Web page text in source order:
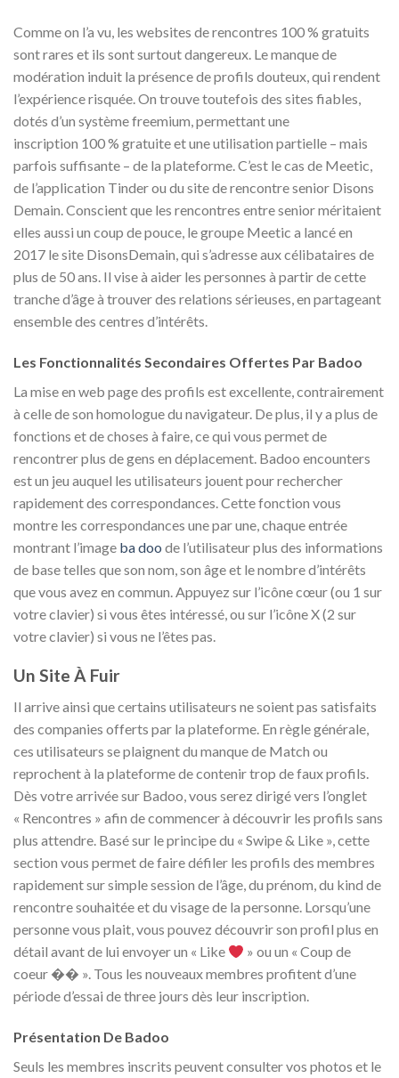
Comme on l’a vu, les websites de rencontres 100 % gratuits
sont rares et ils sont surtout dangereux. Le manque de
modération induit la présence de profils douteux, qui rendent
l’expérience risquée. On trouve toutefois des sites fiables,
dotés d’un système freemium, permettant une
inscription 100 % gratuite et une utilisation partielle – mais
parfois suffisante – de la plateforme. C’est le cas de Meetic,
de l’application Tinder ou du site de rencontre senior Disons
Demain. Conscient que les rencontres entre senior méritaient
elles aussi un coup de pouce, le groupe Meetic a lancé en
2017 le site DisonsDemain, qui s’adresse aux célibataires de
plus de 50 ans. Il vise à aider les personnes à partir de cette
tranche d’âge à trouver des relations sérieuses, en partageant
ensemble des centres d’intérêts.
Les Fonctionnalités Secondaires Offertes Par Badoo
La mise en web page des profils est excellente, contrairement
à celle de son homologue du navigateur. De plus, il y a plus de
fonctions et de choses à faire, ce qui vous permet de
rencontrer plus de gens en déplacement. Badoo encounters
est un jeu auquel les utilisateurs jouent pour rechercher
rapidement des correspondances. Cette fonction vous
montre les correspondances une par une, chaque entrée
montrant l’image ba doo de l’utilisateur plus des informations
de base telles que son nom, son âge et le nombre d’intérêts
que vous avez en commun. Appuyez sur l’icône cœur (ou 1 sur
votre clavier) si vous êtes intéressé, ou sur l’icône X (2 sur
votre clavier) si vous ne l’êtes pas.
Un Site À Fuir
Il arrive ainsi que certains utilisateurs ne soient pas satisfaits
des companies offerts par la plateforme. En règle générale,
ces utilisateurs se plaignent du manque de Match ou
reprochent à la plateforme de contenir trop de faux profils.
Dès votre arrivée sur Badoo, vous serez dirigé vers l’onglet
« Rencontres » afin de commencer à découvrir les profils sans
plus attendre. Basé sur le principe du « Swipe & Like », cette
section vous permet de faire défiler les profils des membres
rapidement sur simple session de l’âge, du prénom, du kind de
rencontre souhaitée et du visage de la personne. Lorsqu’une
personne vous plait, vous pouvez découvrir son profil plus en
détail avant de lui envoyer un « Like
» ou un « Coup de
coeur �� ». Tous les nouveaux membres profitent d’une
période d’essai de three jours dès leur inscription.
Présentation De Badoo
Seuls les membres inscrits peuvent consulter vos photos et le